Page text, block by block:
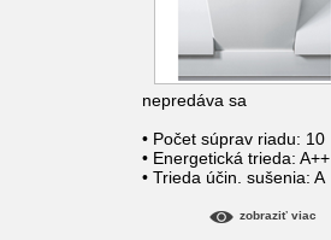
nepredáva sa
• Počet súprav riadu: 10
• Energetická trieda: A++
• Trieda účin. sušenia: A
zobraziť viac